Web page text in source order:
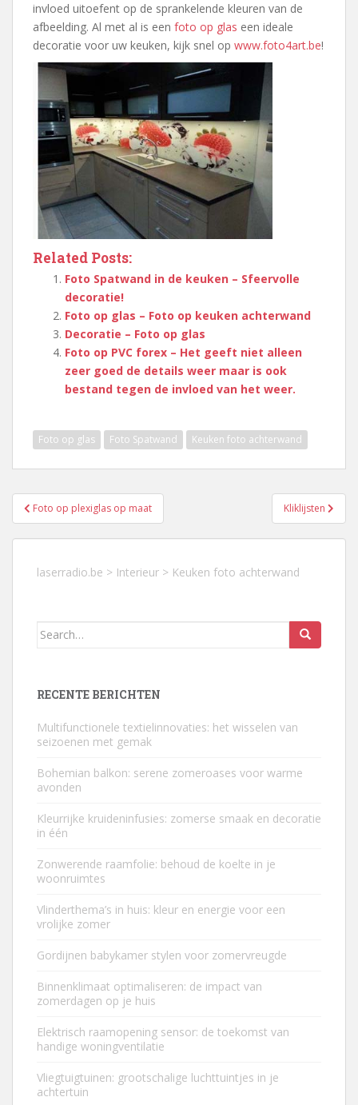
invloed uitoefent op de sprankelende kleuren van de
afbeelding. Al met al is een foto op glas een ideale
decoratie voor uw keuken, kijk snel op www.foto4art.be!
Related Posts:
Foto Spatwand in de keuken – Sfeervolle
decoratie!
Foto op glas – Foto op keuken achterwand
Decoratie – Foto op glas
Foto op PVC forex – Het geeft niet alleen
zeer goed de details weer maar is ook
bestand tegen de invloed van het weer.
Foto op glas Foto Spatwand Keuken foto achterwand
Berichtnavigatie
Foto op plexiglas op maat Kliklijsten
laserradio.be > Interieur > Keuken foto achterwand
Search
RECENTE BERICHTEN
Multifunctionele textielinnovaties: het wisselen van
seizoenen met gemak
Bohemian balkon: serene zomeroases voor warme
avonden
Kleurrijke kruideninfusies: zomerse smaak en decoratie
in één
Zonwerende raamfolie: behoud de koelte in je
woonruimtes
Vlinderthema’s in huis: kleur en energie voor een
vrolijke zomer
Gordijnen babykamer stylen voor zomervreugde
Binnenklimaat optimaliseren: de impact van
zomerdagen op je huis
Elektrisch raamopening sensor: de toekomst van
handige woningventilatie
Vliegtuigtuinen: grootschalige luchttuintjes in je
achtertuin